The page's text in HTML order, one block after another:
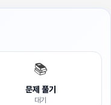
📚
문제 풀기
대기